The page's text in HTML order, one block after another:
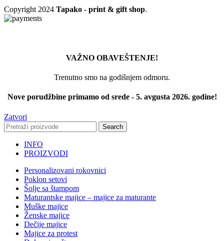
Copyright 2024 Tapako - print & gift shop.
VAŽNO OBAVEŠTENJE!
Trenutno smo na godišnjem odmoru.
Nove porudžbine primamo od srede - 5. avgusta 2026. godine!
Zatvori
Search
INFO
PROIZVODI
Personalizovani rokovnici
Poklon setovi
Šolje sa štampom
Maturantske majice – majice za maturante
Muške majice
Ženske majice
Dečije majice
Majice za protest